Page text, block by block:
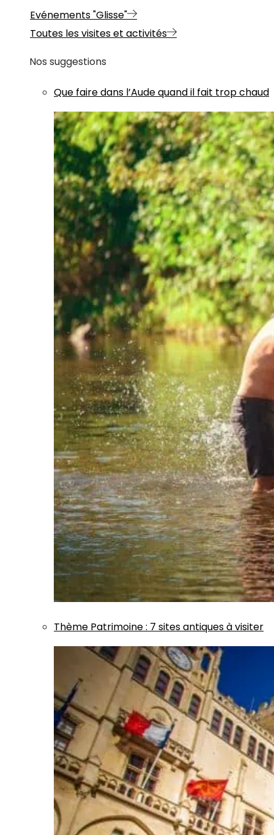
Evénements "Glisse"
Toutes les visites et activités
Nos suggestions
Que faire dans l’Aude quand il fait trop chaud
Thème Patrimoine: 7 sites antiques à visiter